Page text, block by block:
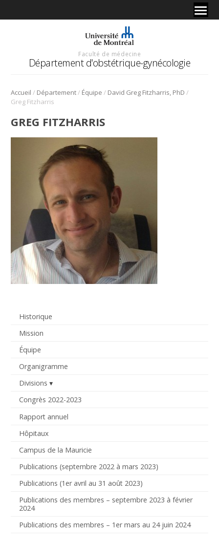
Faculté de médecine
Département d'obstétrique-gynécologie
Accueil / Département/ Équipe / David Greg Fitzharris, PhD /
Greg Fitzharris
Historique
Mission
Équipe
Organigramme
Divisions
Congrès 2022-2023
Rapport annuel
Hôpitaux
Campus de la Mauricie
Publications (septembre 2022 à mars 2023)
Publications (1er avril au 31 août 2023)
Publications des membres – septembre 2023 à février
2024
Publications des membres – 1er mars au 24 juin 2024
GREG FITZHARRIS